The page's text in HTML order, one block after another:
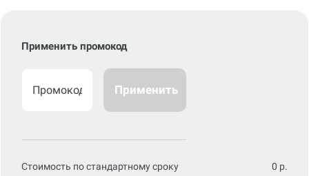
Применить промокод
Применить
Стоимость по стандартному сроку 0 р.